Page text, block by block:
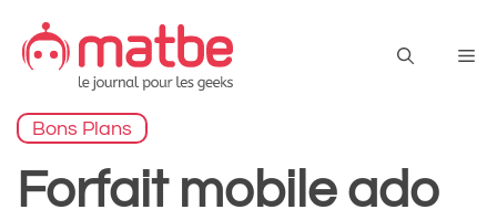
contenu
Bons Plans
Forfait mobile ado